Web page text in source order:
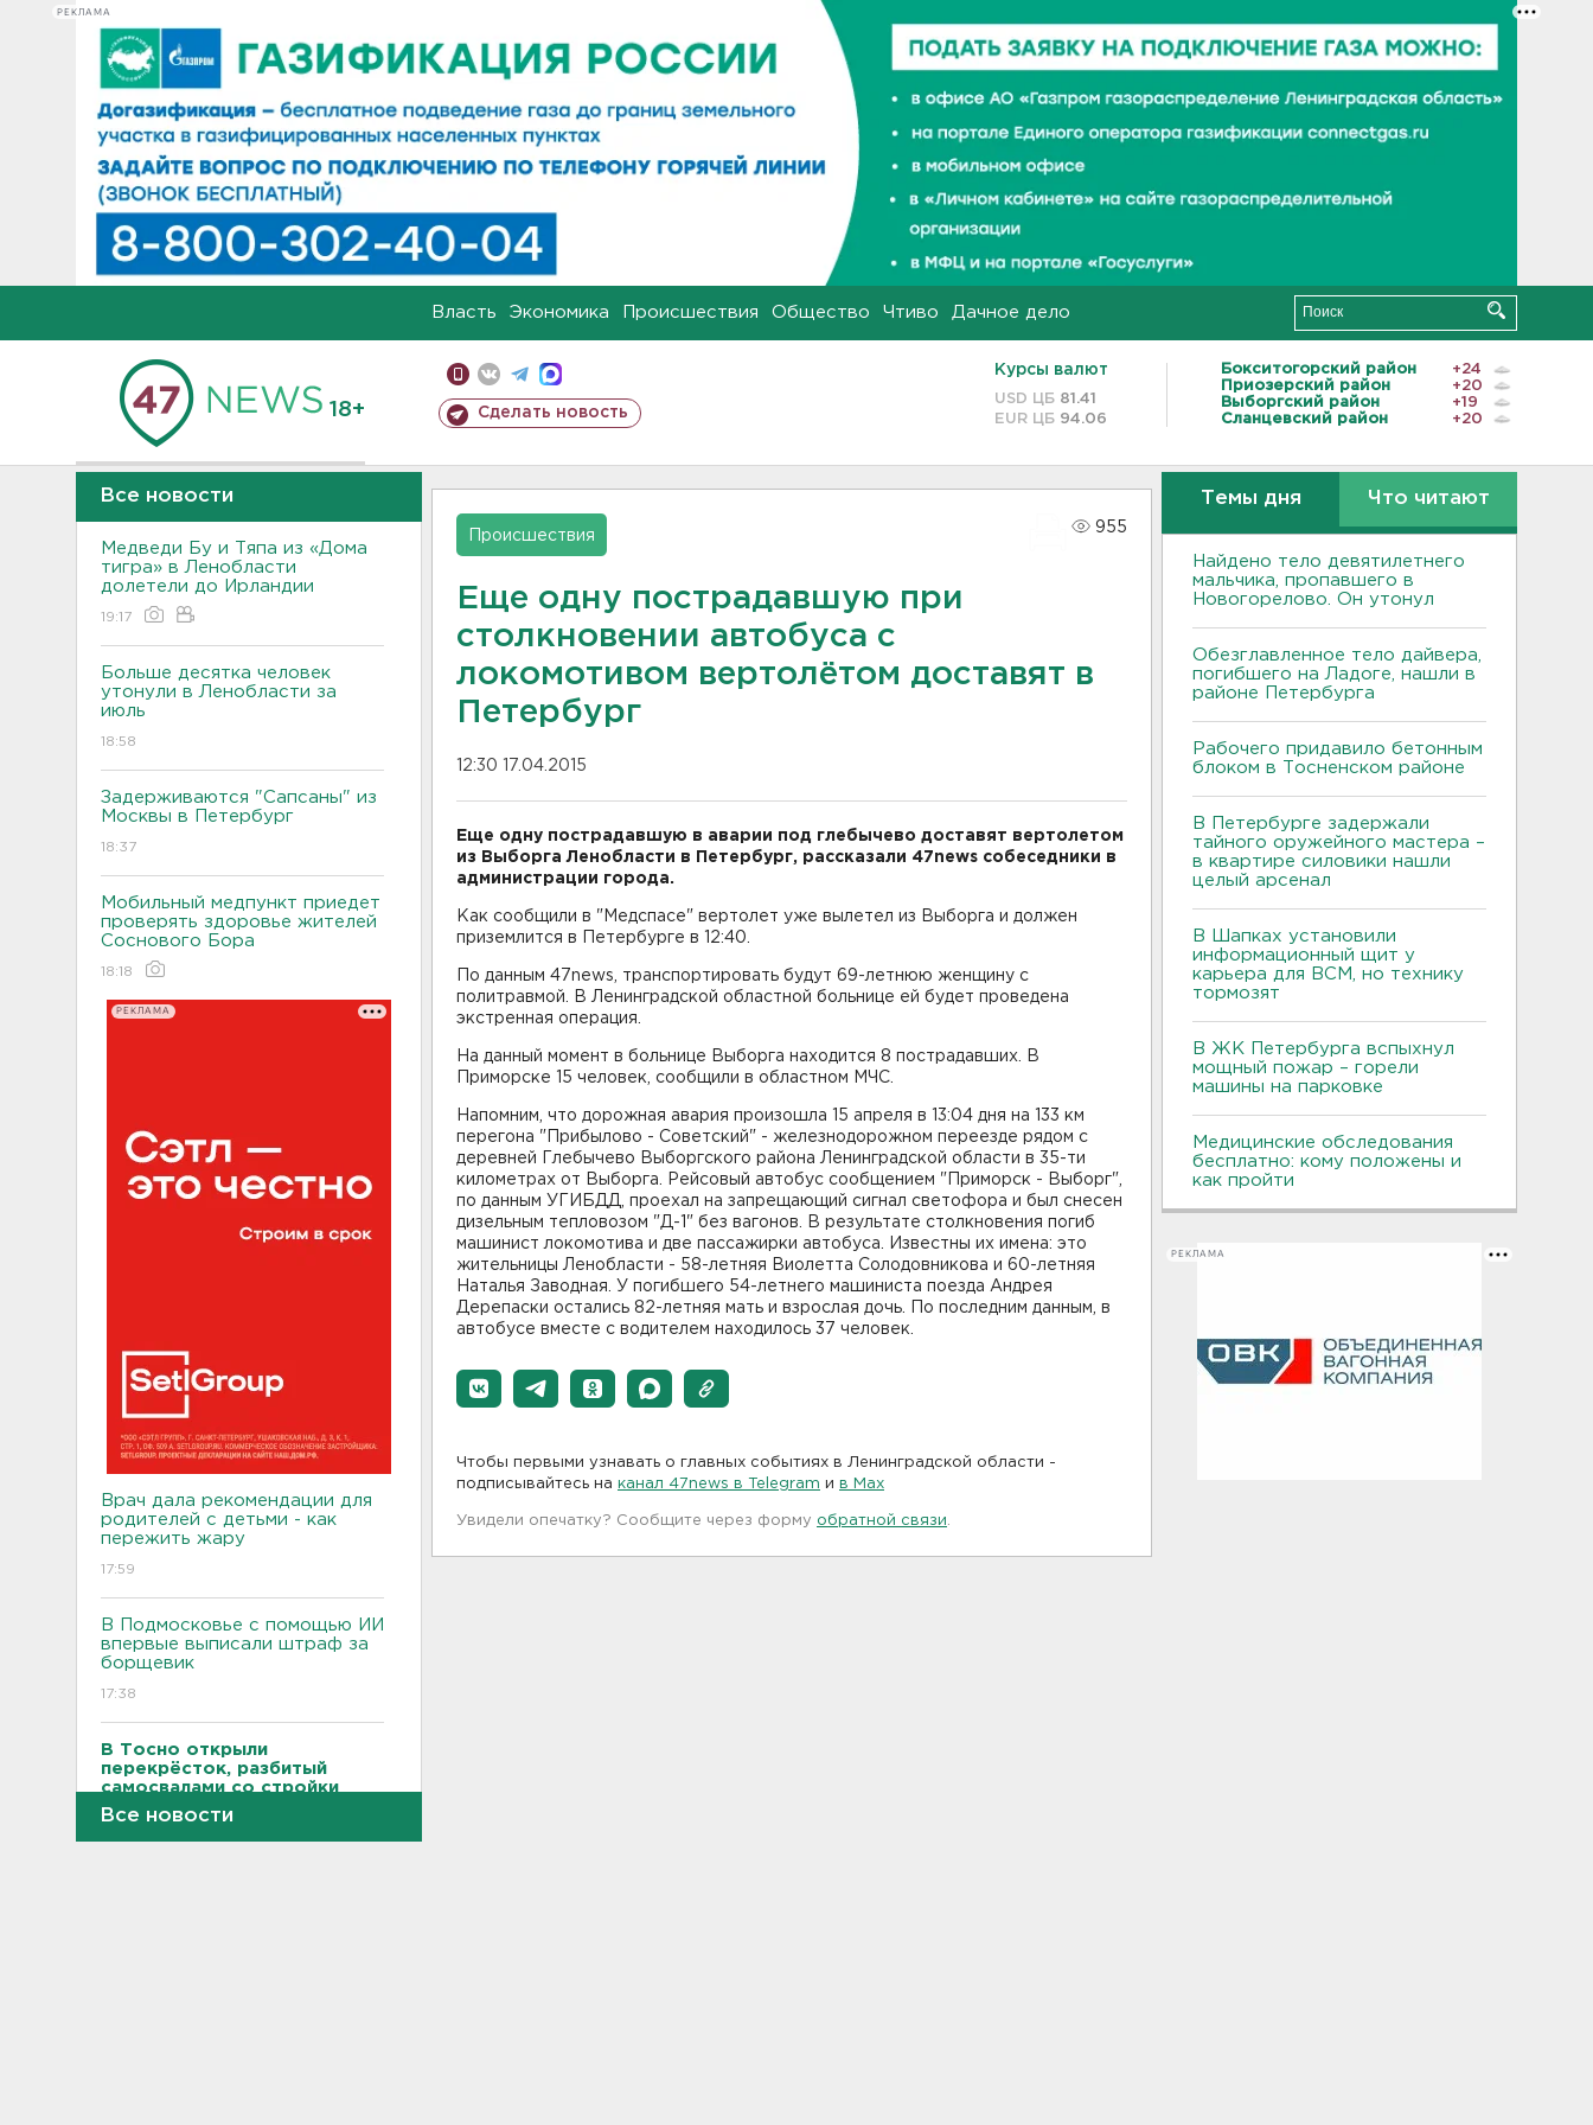
РЕКЛАМА
Власть Экономика Происшествия Общество Чтиво Дачное дело
18+ Сделать новость
Курсы валют
USD ЦБ 81.41
EUR ЦБ 94.06
Бокситогорский район
+24
Приозерский район
+20
Выборгский район
+19
Сланцевский район
+20
Все новости
Медведи Бу и Тяпа из «Дома
тигра» в Ленобласти
долетели до Ирландии
19:17
Больше десятка человек
утонули в Ленобласти за
июль
18:58
Задерживаются "Сапсаны" из
Москвы в Петербург
18:37
Мобильный медпункт приедет
проверять здоровье жителей
Соснового Бора
18:18
РЕКЛАМА
Врач дала рекомендации для
родителей с детьми - как
пережить жару
17:59
В Подмосковье с помощью ИИ
впервые выписали штраф за
борщевик
17:38
В Тосно открыли
перекрёсток, разбитый
самосвалами со стройки
ВСМ
Все новости
Происшествия
955
Еще одну пострадавшую при
столкновении автобуса с
локомотивом вертолётом доставят в
Петербург
12:30 17.04.2015
Еще одну пострадавшую в аварии под глебычево доставят вертолетом
из Выборга Ленобласти в Петербург, рассказали 47news собеседники в
администрации города.
Как сообщили в "Медспасе" вертолет уже вылетел из Выборга и должен
приземлится в Петербурге в 12:40.
По данным 47news, транспортировать будут 69-летнюю женщину с
политравмой. В Ленинградской областной больнице ей будет проведена
экстренная операция.
На данный момент в больнице Выборга находится 8 пострадавших. В
Приморске 15 человек, сообщили в областном МЧС.
Напомним, что дорожная авария произошла 15 апреля в 13:04 дня на 133 км
перегона "Прибылово - Советский" - железнодорожном переезде рядом с
деревней Глебычево Выборгского района Ленинградской области в 35-ти
километрах от Выборга. Рейсовый автобус сообщением "Приморск - Выборг",
по данным УГИБДД, проехал на запрещающий сигнал светофора и был снесен
дизельным тепловозом "Д-1" без вагонов. В результате столкновения погиб
машинист локомотива и две пассажирки автобуса. Известны их имена: это
жительницы Ленобласти - 58-летняя Виолетта Солодовникова и 60-летняя
Наталья Заводная. У погибшего 54-летнего машиниста поезда Андрея
Дерепаски остались 82-летняя мать и взрослая дочь. По последним данным, в
автобусе вместе с водителем находилось 37 человек.
Чтобы первыми узнавать о главных событиях в Ленинградской области -
подписывайтесь на канал 47news в Telegram и в Maх
Увидели опечатку? Сообщите через форму обратной связи
Темы дня Что читают
Найдено тело девятилетнего
мальчика, пропавшего в
Новогорелово. Он утонул
Обезглавленное тело дайвера,
погибшего на Ладоге, нашли в
районе Петербурга
Рабочего придавило бетонным
блоком в Тосненском районе
В Петербурге задержали
тайного оружейного мастера –
в квартире силовики нашли
целый арсенал
В Шапках установили
информационный щит у
карьера для ВСМ, но технику
тормозят
В ЖК Петербурга вспыхнул
мощный пожар – горели
машины на парковке
Медицинские обследования
бесплатно: кому положены и
как пройти
РЕКЛАМА